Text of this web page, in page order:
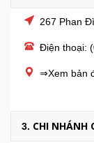
267 Phan
Điện thoại:
⇒Xem bản
3. CHI NHÁNH